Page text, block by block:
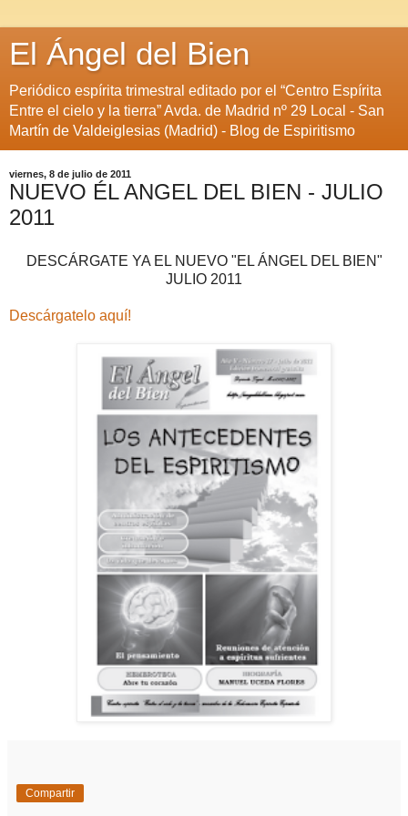
El Ángel del Bien
Periódico espírita trimestral editado por el “Centro Espírita
Entre el cielo y la tierra” Avda. de Madrid nº 29 Local - San
Martín de Valdeiglesias (Madrid) - Blog de Espiritismo
viernes, 8 de julio de 2011
NUEVO ÉL ANGEL DEL BIEN - JULIO
2011
DESCÁRGATE YA EL NUEVO "EL ÁNGEL DEL BIEN"
JULIO 2011
Descárgatelo aquí!
Compartir